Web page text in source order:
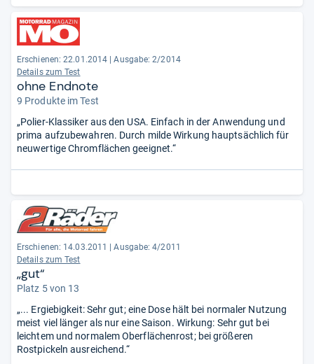
Erschienen: 22.01.2014
Ausgabe: 2/2014
Details zum Test
ohne Endnote
9 Produkte im Test
„Polier-Klassiker aus den USA. Einfach in der Anwendung und
prima aufzubewahren. Durch milde Wirkung hauptsächlich für
neuwertige Chromflächen geeignet.“
Erschienen: 14.03.2011
Ausgabe: 4/2011
Details zum Test
„gut“
Platz 5 von 13
„... Ergiebigkeit: Sehr gut; eine Dose hält bei normaler Nutzung
meist viel länger als nur eine Saison. Wirkung: Sehr gut bei
leichtem und normalem Oberflächenrost; bei größeren
Rostpickeln ausreichend.“